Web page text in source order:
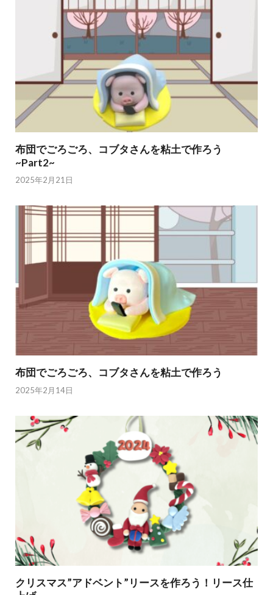
布団でごろごろ、コブタさんを粘土で作ろう
~Part2~
2025年2月21日
布団でごろごろ、コブタさんを粘土で作ろう
2025年2月14日
クリスマス”アドベント”リースを作ろう！リース仕